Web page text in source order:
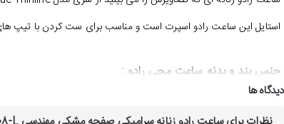
استایل این ساعت رادو اسپرت است و مناسب برای ست کردن با تیپ
جنس بند و بدنه ساعت مچی رادو :
دیدگاه ها